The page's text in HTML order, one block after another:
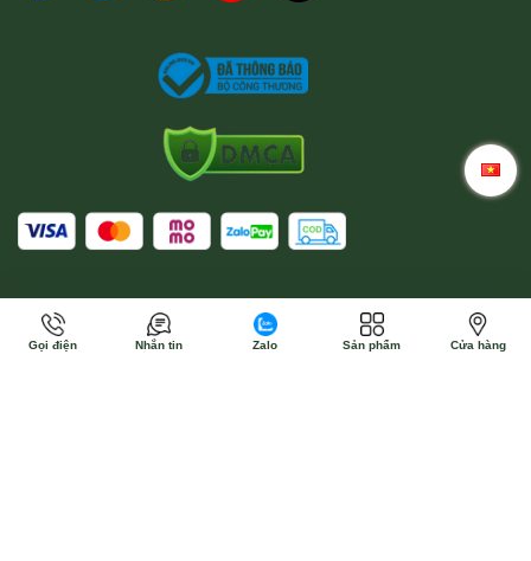
Gọi điện Nhắn tin Zalo Sản phẩm Cửa hàng